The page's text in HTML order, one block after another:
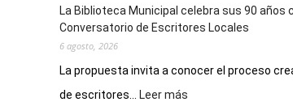
La Biblioteca Municipal celebra sus 90 años
Conversatorio de Escritores Locales
6 agosto, 2026
La propuesta invita a conocer el proceso
de escritores...
Leer más